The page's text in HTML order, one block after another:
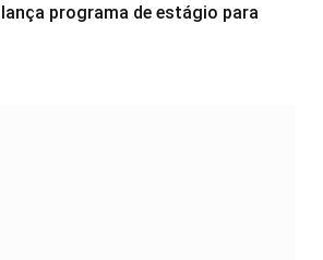
programa de estágio para